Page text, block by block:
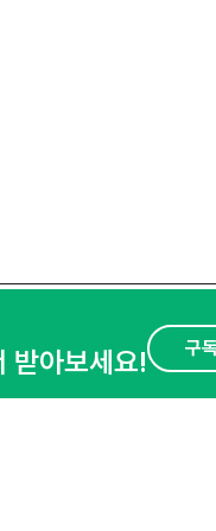
받아보세요! 구